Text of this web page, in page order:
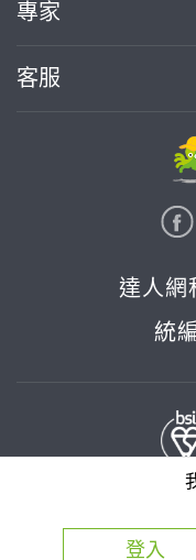
登入
專家
客服
達人網
統
© 2026